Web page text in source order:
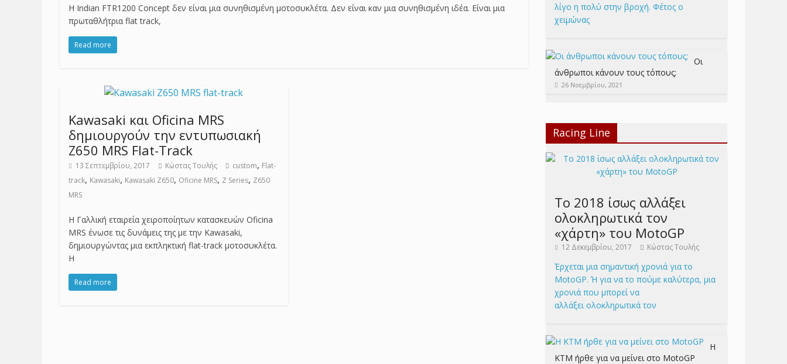
Η Indian FTR1200 Concept δεν είναι μια συνηθισμένη μοτοσυκλέτα. Δεν είναι καν μια συνηθισμένη ιδέα. Είναι μια
πρωταθλήτρια flat track,
Read more
Kawasaki και Oficina MRS
δημιουργούν την εντυπωσιακή
Z650 MRS Flat-Track
13 Σεπτεμβρίου, 2017 Κώστας Τουλής custom, Flat-
track, Kawasaki, Kawasaki Z650, Oficine MRS, Z Series, Z650
MRS
Η Γαλλική εταιρεία χειροποίητων κατασκευών Oficina
MRS ένωσε τις δυνάμεις της με την Kawasaki,
δημιουργώντας μια εκπληκτική flat-track μοτοσυκλέτα.
Η
Read more
λίγο η πολύ στην βροχή. Φέτος ο
χειμώνας
Οι
άνθρωποι κάνουν τους τόπους;
26 Νοεμβρίου, 2021
Racing Line
Το 2018 ίσως αλλάξει
ολοκληρωτικά τον
«χάρτη» του MotoGP
12 Δεκεμβρίου, 2017 Κώστας Τουλής
Έρχεται μια σημαντική χρονιά για το
MotoGP. Ή για να το πούμε καλύτερα, μια
χρονιά που μπορεί να
αλλάξει ολοκληρωτικά τον
Η
KTM ήρθε για να μείνει στο MotoGP